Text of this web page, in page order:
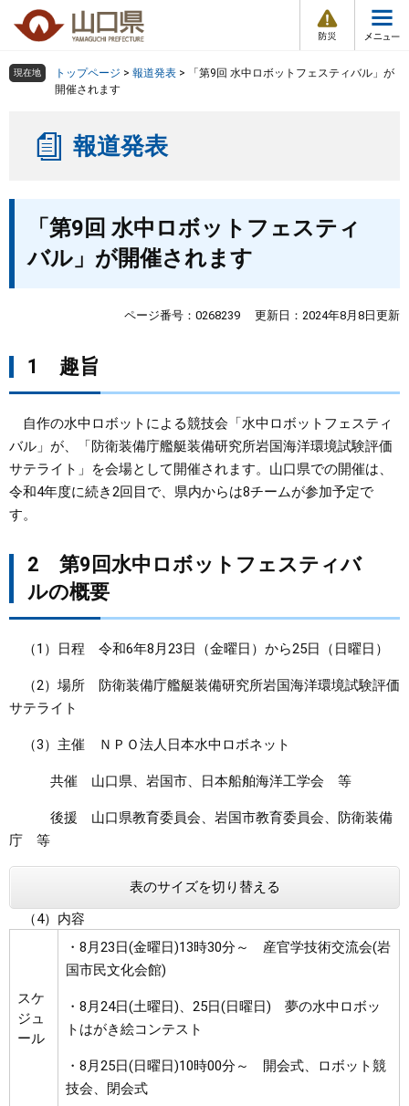
の
ー
情
メ
ュ
組織で探す
くらし・環境
しごと・産業・観光
まちづくり
県政情報
検索の仕方 組織で探す
現在地 トップページ > 報道発表 >
「第9回 水中ロボットフェスティバル」が
開催されます
報道発表
「第9回 水中ロボットフェスティ
バル」が開催されます
ページ番号：0268239 更新日：2024年8月8日更新
1 趣旨
自作の水中ロボットによる競技会「水中ロボットフェスティ
バル」が、「防衛装備庁艦艇装備研究所岩国海洋環境試験評価
サテライト」を会場として開催されます。山口県での開催は、
令和4年度に続き2回目で、県内からは8チームが参加予定で
す。
2 第9回水中ロボットフェスティバ
ルの概要
（1）日程 令和6年8月23日（金曜日）から25日（日曜日）
（2）場所 防衛装備庁艦艇装備研究所岩国海洋環境試験評価
サテライト
（3）主催 ＮＰＯ法人日本水中ロボネット
共催 山口県、岩国市、日本船舶海洋工学会 等
後援 山口県教育委員会、岩国市教育委員会、防衛装備
庁 等
表のサイズを切り替える
（4）内容
スケ
ジュ
ール
・8月23日(金曜日)13時30分～ 産官学技術交流会(岩
国市民文化会館)
・8月24日(土曜日)、25日(日曜日) 夢の水中ロボッ
トはがき絵コンテスト
・8月25日(日曜日)10時00分～ 開会式、ロボット競
技会、閉会式